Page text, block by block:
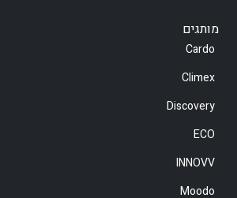
מותגים
Cardo
Climex
Discovery
ECO
INNOVV
Moodo